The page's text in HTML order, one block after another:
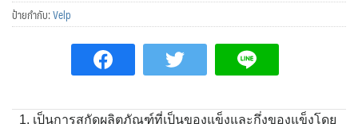
ป้ายกำกับ:Velp
เป็นการสกัดผลิตภัณฑ์ที่เป็นของแข็งและกึ่งของแข็งโดย